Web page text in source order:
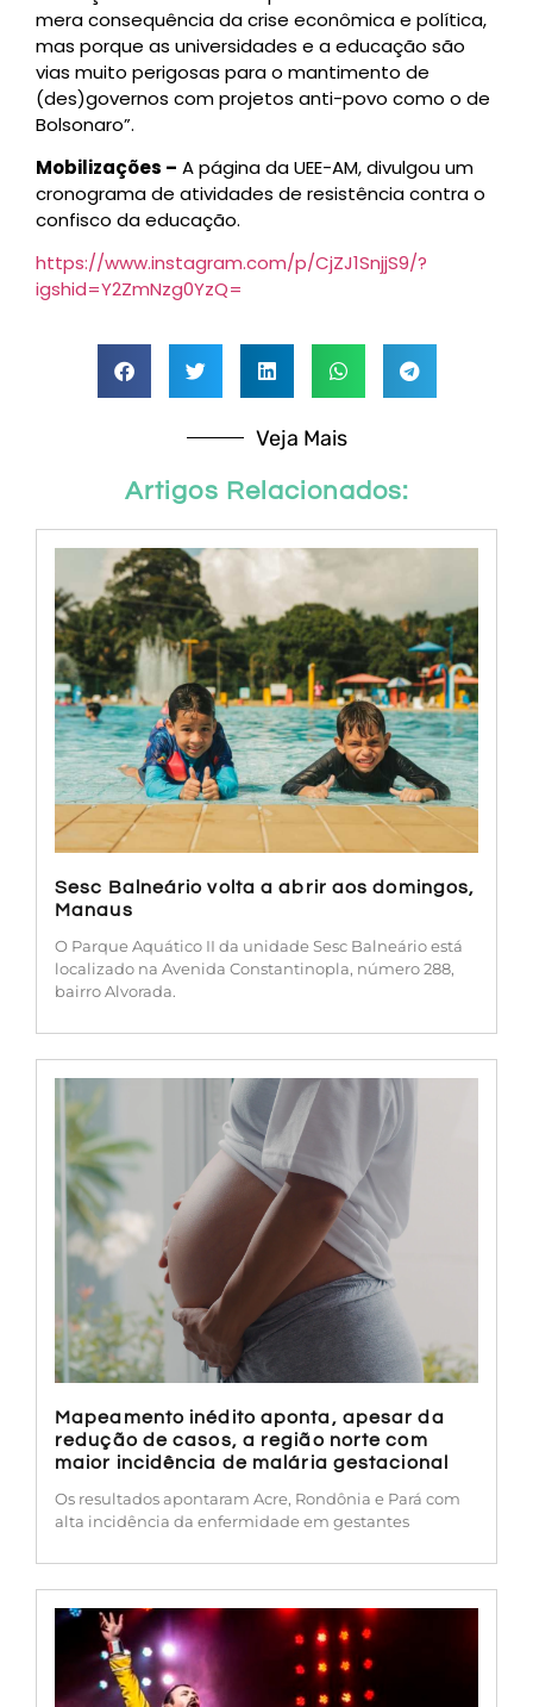
mera consequência da crise econômica e política,
mas porque as universidades e a educação são
vias muito perigosas para o mantimento de
(des)governos com projetos anti-povo como o de
Bolsonaro”.
Mobilizações – A página da UEE-AM, divulgou um
cronograma de atividades de resistência contra o
confisco da educação.
https://www.instagram.com/p/CjZJ1SnjjS9/?
igshid=Y2ZmNzg0YzQ=
Veja Mais
Artigos Relacionados:
Sesc Balneário volta a abrir aos domingos,
Manaus
O Parque Aquático II da unidade Sesc Balneário está
localizado na Avenida Constantinopla, número 288,
bairro Alvorada.
Mapeamento inédito aponta, apesar da
redução de casos, a região norte com
maior incidência de malária gestacional
Os resultados apontaram Acre, Rondônia e Pará com
alta incidência da enfermidade em gestantes